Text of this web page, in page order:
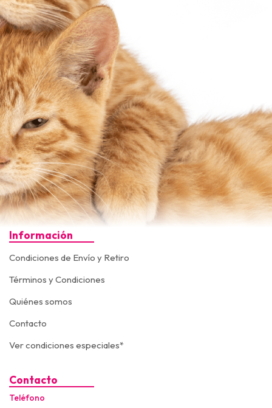
Información
Condiciones de Envío y Retiro
Términos y Condiciones
Quiénes somos
Contacto
Ver condiciones especiales*
Contacto
Teléfono